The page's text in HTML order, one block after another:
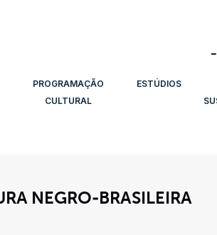
PROGRAMAÇÃO
CULTURAL
ESTÚDIOS
NEGRO-BRASILEIRA